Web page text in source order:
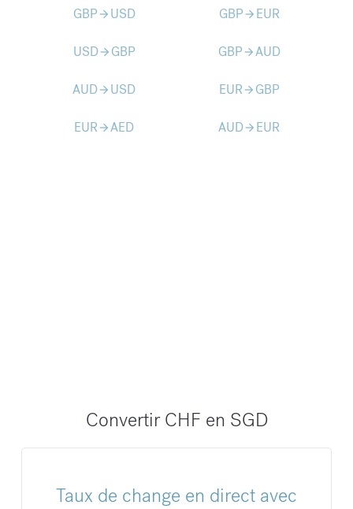
GBParrow_forward USD GBParrow_forward EUR
USDarrow_forward GBP GBParrow_forwardAUD
AUDarrow_forward USD EURarrow_forward GBP
EURarrow_forwardAED AUDarrow_forward EUR
Convertir CHF en SGD
Taux de change en direct avec